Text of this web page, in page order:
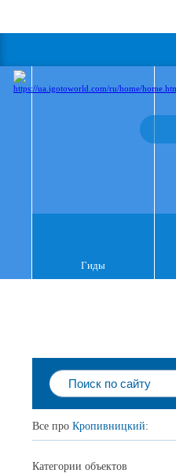
Гиды
Все про Кропивницкий:
Категории объектов